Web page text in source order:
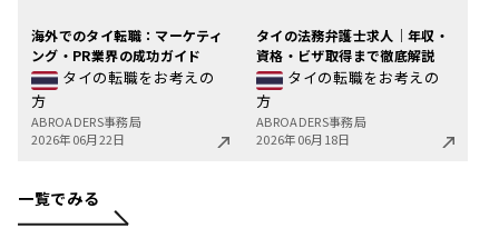
海外でのタイ転職：マーケティ
ング・PR業界の成功ガイド
タイの転職をお考えの
方
ABROADERS事務局
2026年06月22日
タイの法務弁護士求人｜年収・
資格・ビザ取得まで徹底解説
タイの転職をお考えの
方
ABROADERS事務局
2026年06月18日
一覧でみる